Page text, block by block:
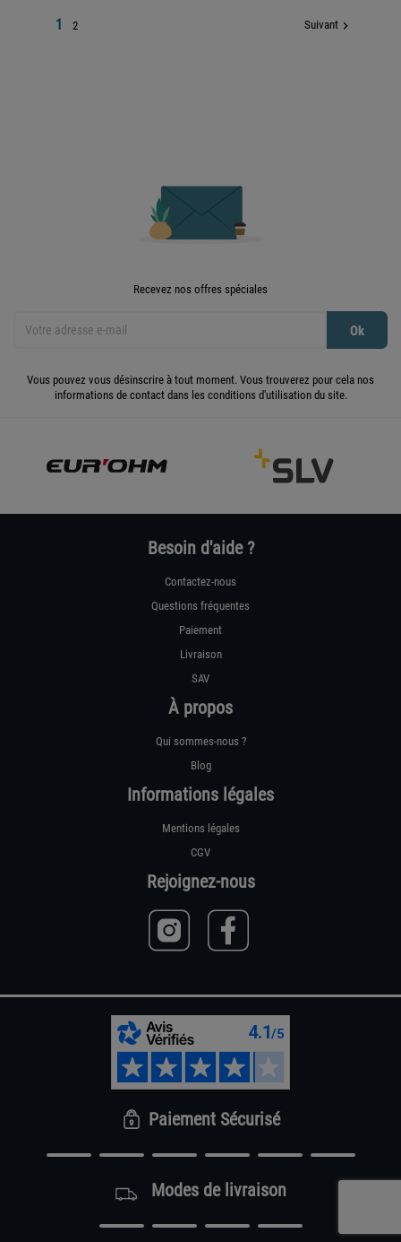
1 2 Suivant 
Recevez nos offres spéciales
Vous pouvez vous désinscrire à tout moment. Vous trouverez pour cela nos
informations de contact dans les conditions d'utilisation du site.
Besoin d'aide ?
Contactez-nous
Questions fréquentes
Paiement
Livraison
SAV
À propos
Qui sommes-nous ?
Blog
Informations légales
Mentions légales
CGV
Rejoignez-nous
Paiement Sécurisé
Modes de livraison